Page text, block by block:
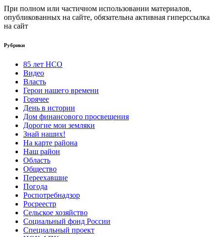
При полном или частичном использовании материалов,
опубликованных на сайте, обязательна активная гиперссылка
на сайт
Рубрики
85 лет НСО
Видео
Власть
Герои нашего времени
Горячее
День в истории
Дом финансового просвещения
Дорогие мои земляки
Знай наших!
На карте района
Наш район
Область
Общество
Переехавшие
Погода
Роспотребнадзор
Росреестр
Сельское хозяйство
Социальный фонд России
Специальный проект